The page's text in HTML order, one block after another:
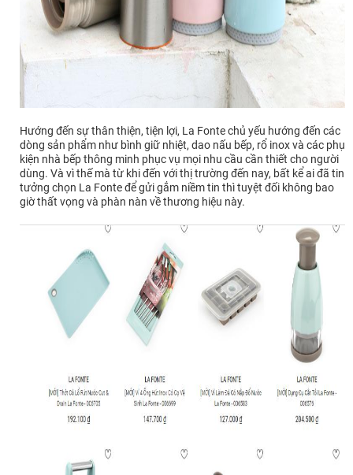
Hướng đến sự thân thiện, tiện lợi, La Fonte chủ yếu hướng đến các
dòng sản phẩm như bình giữ nhiệt, dao nấu bếp, rổ inox và các phụ
kiện nhà bếp thông minh phục vụ mọi nhu cầu cần thiết cho người
dùng. Và vì thế mà từ khi đến với thị trường đến nay, bất kể ai đã tin
tưởng chọn La Fonte để gửi gắm niềm tin thì tuyệt đối không bao
giờ thất vọng và phàn nàn về thương hiệu này.